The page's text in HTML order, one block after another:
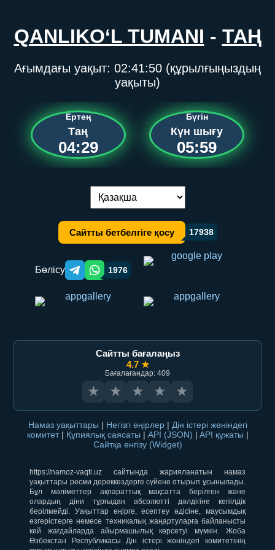
QANLIKO‘L TUMANI - ТАҢ
Ағымдағы уақыт: 02:41:50 (құрылғыңыздың
уақыты)
Ертең
Таң
04:29
Бүгін
Күн шығу
05:59
Тілді ауыстыру:
Сайтты бетбелгіге қосу 17938
Бөлісу Telegram orqali ulashish
WhatsApp orqali ulashish
1976
Сайтты бағалаңыз
4.7 ★
Бағалағандар: 409
★ ★ ★ ★ ★
Намаз уақыттары | Негізгі өңірлер | Дін істері жөніндегі
комитет | Құпиялық саясаты | API (JSON) | API құжаты |
Сайтқа енгізу (Widget)
https://namoz-vaqti.uz сайтында жарияланатын намаз
уақыттары ресми дереккөздерге сүйене отырып ұсынылады.
Бұл мәліметтер ақпараттық мақсатта берілген және
олардың діни тұрғыдан абсолютті дәлдігіне кепілдік
берілмейді. Уақыттар өңірге, есептеу әдісіне, маусымдық
өзгерістерге немесе техникалық жаңартуларға байланысты
кей жағдайларда айырмашылық көрсетуі мүмкін. Жоба
Өзбекстан Республикасы Дін істері жөніндегі комитетінің